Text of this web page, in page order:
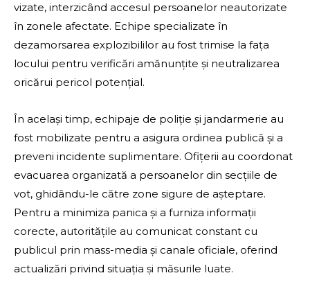
vizate, interzicând accesul persoanelor neautorizate
în zonele afectate. Echipe specializate în
dezamorsarea explozibililor au fost trimise la fața
locului pentru verificări amănunțite și neutralizarea
oricărui pericol potențial.
În același timp, echipaje de poliție și jandarmerie au
fost mobilizate pentru a asigura ordinea publică și a
preveni incidente suplimentare. Ofițerii au coordonat
evacuarea organizată a persoanelor din secțiile de
vot, ghidându-le către zone sigure de așteptare.
Pentru a minimiza panica și a furniza informații
corecte, autoritățile au comunicat constant cu
publicul prin mass-media și canale oficiale, oferind
actualizări privind situația și măsurile luate.